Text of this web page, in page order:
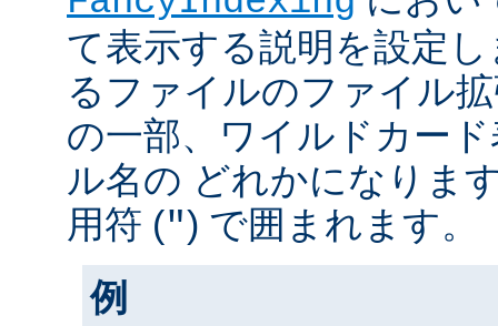
て表示する説明を設定
るファイルのファイル
の一部、ワイルドカー
ル名の どれかになりま
用符 (") で囲まれます。
例